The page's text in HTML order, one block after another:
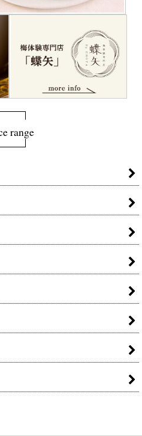
をWEBでも受付いたします
ざいます
りがとうございました。
す。
ちらをご確認ください。
コチラからご確認ください
および営業所の営業状況につ
range